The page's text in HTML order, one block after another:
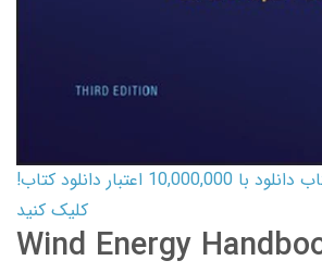
کارت اعتباری کتاب دانلود با 10,000,000 اعتبار دانلود کتاب!
کلیک کنید
Wind Energy